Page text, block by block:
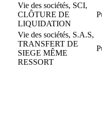
Vie des sociétés, SCI,
CLÔTURE DE
LIQUIDATION
Vie des sociétés, S.A.S,
TRANSFERT DE
SIEGE MÊME
RESSORT